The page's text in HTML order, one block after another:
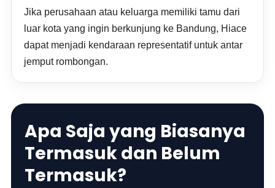
Jika perusahaan atau keluarga memiliki tamu dari
luar kota yang ingin berkunjung ke Bandung, Hiace
dapat menjadi kendaraan representatif untuk antar
jemput rombongan.
Apa Saja yang Biasanya
Termasuk dan Belum
Termasuk?